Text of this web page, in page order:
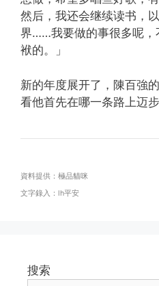
然后，我还会继续读书，
界……我要做的事很多呢，
袱的。」
新的年度展开了，陳百強
看他首先在哪一条路上迈
資料提供：極品貓咪
文字錄入：lh平安
搜索